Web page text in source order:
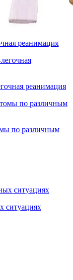
реанимация
реанимация
по различным
ситуациях